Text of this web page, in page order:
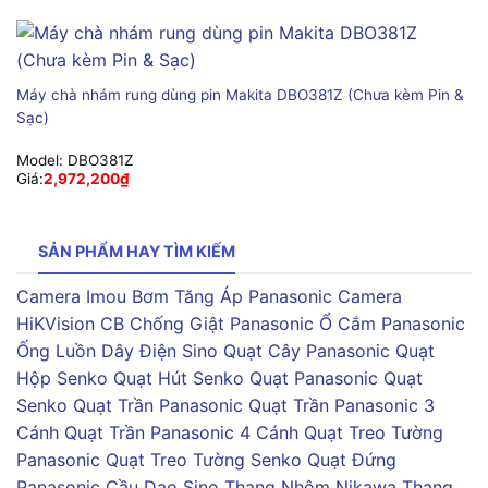
Máy chà nhám rung dùng pin Makita DBO381Z (Chưa kèm Pin &
Sạc)
Model: DBO381Z
Giá:2,972,200₫
SẢN PHẨM HAY TÌM KIẾM
Camera Imou Bơm Tăng Áp Panasonic Camera
HiKVision CB Chống Giật Panasonic Ổ Cắm Panasonic
Ống Luồn Dây Điện Sino Quạt Cây Panasonic Quạt
Hộp Senko Quạt Hút Senko Quạt Panasonic Quạt
Senko Quạt Trần Panasonic Quạt Trần Panasonic 3
Cánh Quạt Trần Panasonic 4 Cánh Quạt Treo Tường
Panasonic Quạt Treo Tường Senko Quạt Đứng